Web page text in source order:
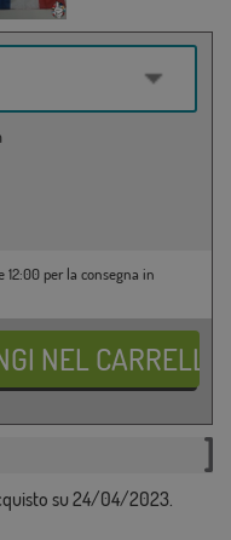
per la consegna in
su 24/04/2023.